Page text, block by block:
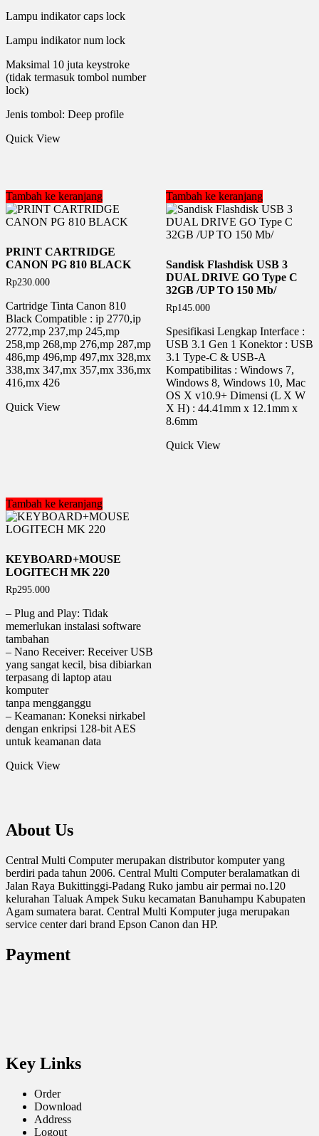
Lampu indikator caps lock
Lampu indikator num lock
Maksimal 10 juta keystroke
(tidak termasuk tombol number
lock)
Jenis tombol: Deep profile
Quick View
Tambah ke keranjang
PRINT CARTRIDGE
CANON PG 810 BLACK
Rp230.000
Cartridge Tinta Canon 810
Black Compatible : ip 2770,ip
2772,mp 237,mp 245,mp
258,mp 268,mp 276,mp 287,mp
486,mp 496,mp 497,mx 328,mx
338,mx 347,mx 357,mx 336,mx
416,mx 426
Quick View
Tambah ke keranjang
Sandisk Flashdisk USB 3
DUAL DRIVE GO Type C
32GB /UP TO 150 Mb/
Rp145.000
Spesifikasi Lengkap Interface :
USB 3.1 Gen 1 Konektor : USB
3.1 Type-C & USB-A
Kompatibilitas : Windows 7,
Windows 8, Windows 10, Mac
OS X v10.9+ Dimensi (L X W
X H) : 44.41mm x 12.1mm x
8.6mm
Quick View
Tambah ke keranjang
KEYBOARD+MOUSE
LOGITECH MK 220
Rp295.000
– Plug and Play: Tidak
memerlukan instalasi software
tambahan
– Nano Receiver: Receiver USB
yang sangat kecil, bisa dibiarkan
terpasang di laptop atau
komputer
tanpa mengganggu
– Keamanan: Koneksi nirkabel
dengan enkripsi 128-bit AES
untuk keamanan data
Quick View
About Us
Central Multi Computer merupakan distributor komputer yang
berdiri pada tahun 2006. Central Multi Computer beralamatkan di
Jalan Raya Bukittinggi-Padang Ruko jambu air permai no.120
kelurahan Taluak Ampek Suku kecamatan Banuhampu Kabupaten
Agam sumatera barat. Central Multi Komputer juga merupakan
service center dari brand Epson Canon dan HP.
Payment
Key Links
Order
Download
Address
Logout